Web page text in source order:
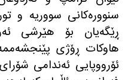
سنوورهكانی سووریه و
ڕێگهیان بۆ هێرشی ئه
هاوكات ڕۆژی پێنجشه
ئۆرووپایی ئهندامی